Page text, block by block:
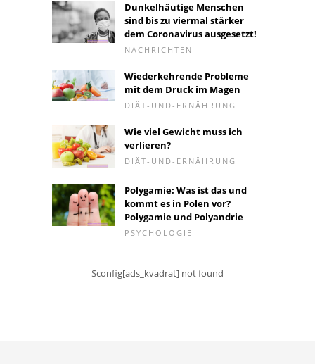
Dunkelhäutige Menschen
sind bis zu viermal stärker
dem Coronavirus ausgesetzt!
NACHRICHTEN
Wiederkehrende Probleme
mit dem Druck im Magen
DIÄT-UND-ERNÄHRUNG
Wie viel Gewicht muss ich
verlieren?
DIÄT-UND-ERNÄHRUNG
Polygamie: Was ist das und
kommt es in Polen vor?
Polygamie und Polyandrie
PSYCHOLOGIE
$config[ads_kvadrat] not found